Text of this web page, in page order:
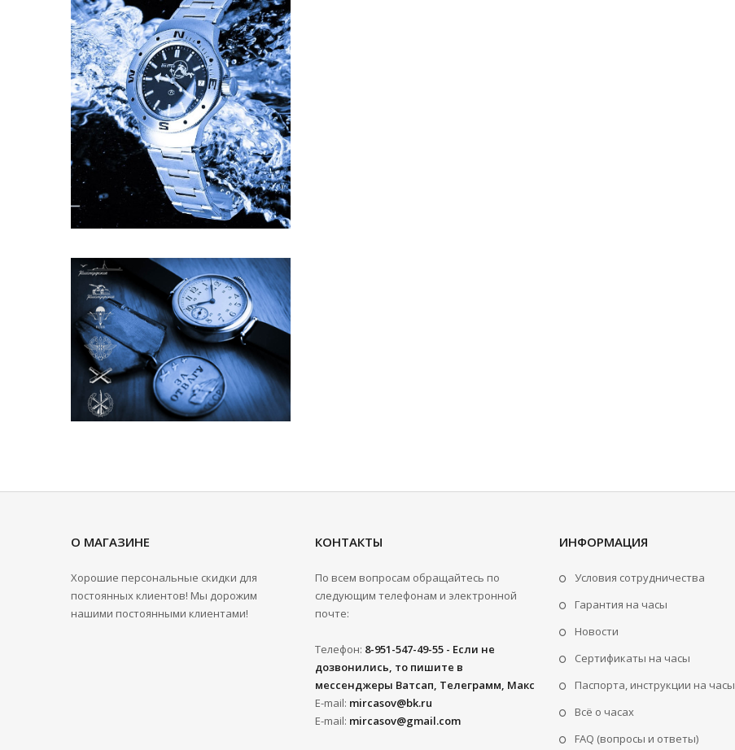
О МАГАЗИНЕ
Хорошие персональные скидки для
постоянных клиентов! Мы дорожим
нашими постоянными клиентами!
КОНТАКТЫ
По всем вопросам обращайтесь по
следующим телефонам и электронной
почте:
Телефон: 8-951-547-49-55 - Если не
дозвонились, то пишите в
мессенджеры Ватсап, Телеграмм, Макс
E-mail: mircasov@bk.ru
E-mail: mircasov@gmail.com
ИНФОРМАЦИЯ
Условия сотрудничества
Гарантия на часы
Новости
Сертификаты на часы
Паспорта, инструкции на часы
Всё о часах
FAQ (вопросы и ответы)